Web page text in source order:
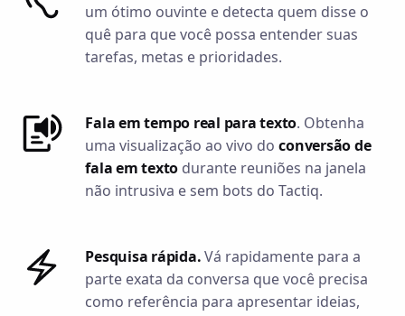
um ótimo ouvinte e detecta quem disse o
quê para que você possa entender suas
tarefas, metas e prioridades.
Fala em tempo real para texto. Obtenha
uma visualização ao vivo doconversão de
fala em texto durante reuniões na janela
não intrusiva e sem bots do Tactiq.
Pesquisa rápida.Vá rapidamente para a
parte exata da conversa que você precisa
como referência para apresentar ideias,